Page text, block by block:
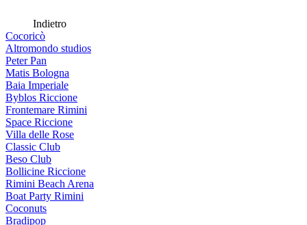
Indietro
Cocoricò
Altromondo studios
Peter Pan
Matis Bologna
Baia Imperiale
Byblos Riccione
Frontemare Rimini
Space Riccione
Villa delle Rose
Classic Club
Beso Club
Bollicine Riccione
Rimini Beach Arena
Boat Party Rimini
Coconuts
Bradipop